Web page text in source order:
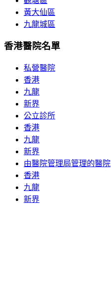
黃大仙區
九龍城區
香港醫院名單
私營醫院
香港
九龍
新界
公立診所
香港
九龍
新界
由醫院管理局管理的醫院
香港
九龍
新界